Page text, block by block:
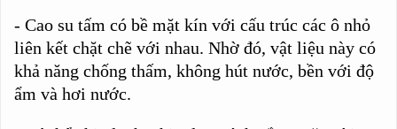
- Cao su tấm có bề mặt kín với cấu trúc các ô nhỏ
liên kết chặt chẽ với nhau. Nhờ đó, vật liệu này có
khả năng chống thấm, không hút nước, bền với độ
ẩm và hơi nước.